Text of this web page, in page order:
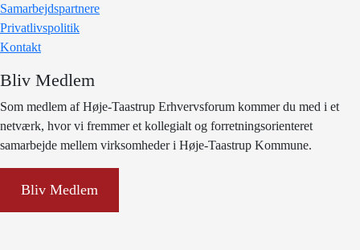
Samarbejdspartnere
Privatlivspolitik
Kontakt
Bliv Medlem
Som medlem af Høje-Taastrup Erhvervsforum kommer du med i et
netværk, hvor vi fremmer et kollegialt og forretningsorienteret
samarbejde mellem virksomheder i Høje-Taastrup Kommune.
Bliv Medlem